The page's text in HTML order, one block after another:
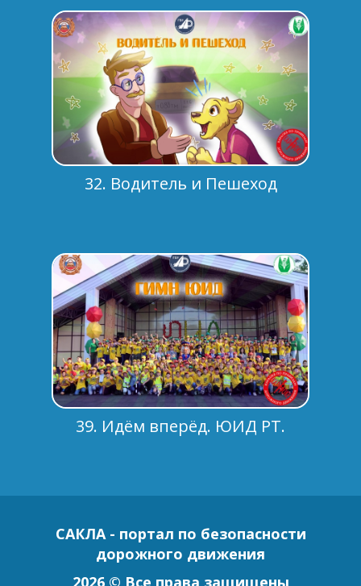
32. Водитель и Пешеход
39. Идём вперёд. ЮИД РТ.
САКЛА - портал по безопасности
дорожного движения